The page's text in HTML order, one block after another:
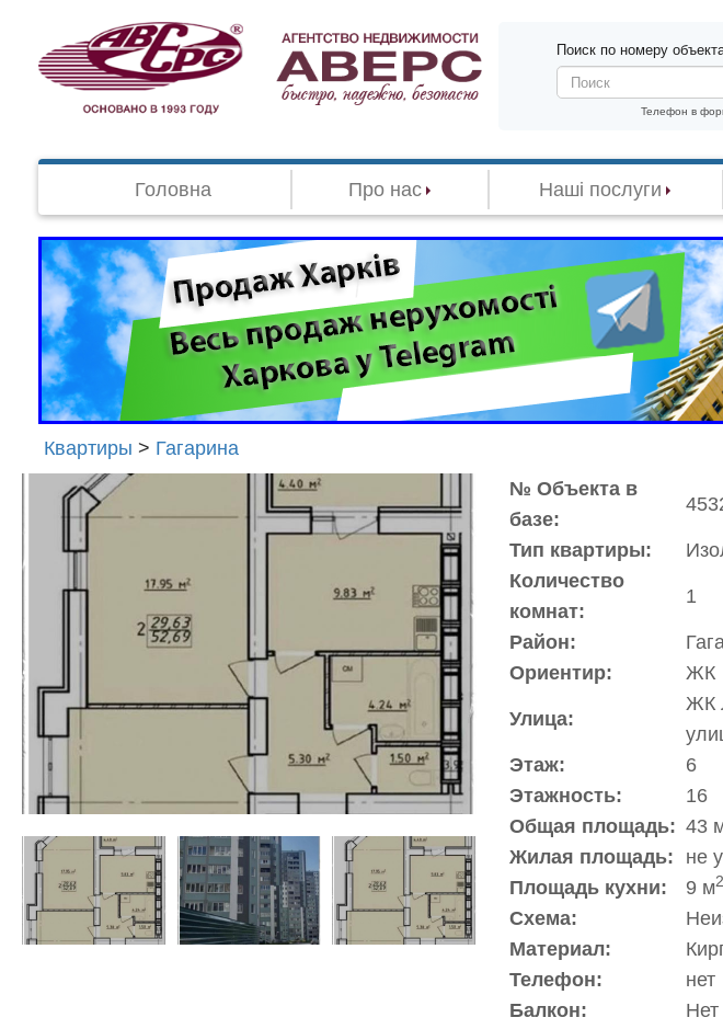
Поиск по номеру
Телефон в
Головна Про нас Наші послуги
Квартиры > Гагарина
Агенство
недвижимости
"Аверс"
№ Объекта в
базе:
Тип квартиры:
Количество
комнат:
1
Район:
Ориентир:
ЖК
Улица:
ЖК
Этаж:
6
Этажность:
16
Общая площадь: 43
Жилая площадь: не
Площадь кухни: 9 м2
Схема:
Материал:
Телефон:
нет
Балкон:
Нет